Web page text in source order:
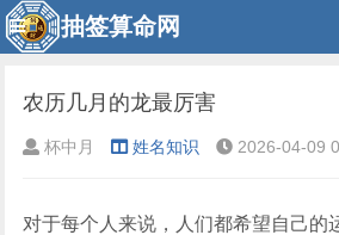
抽签算命网
农历几月的龙最厉害
杯中月 姓名知识 2026-04-09
对于每个人来说，人们都希望自己的